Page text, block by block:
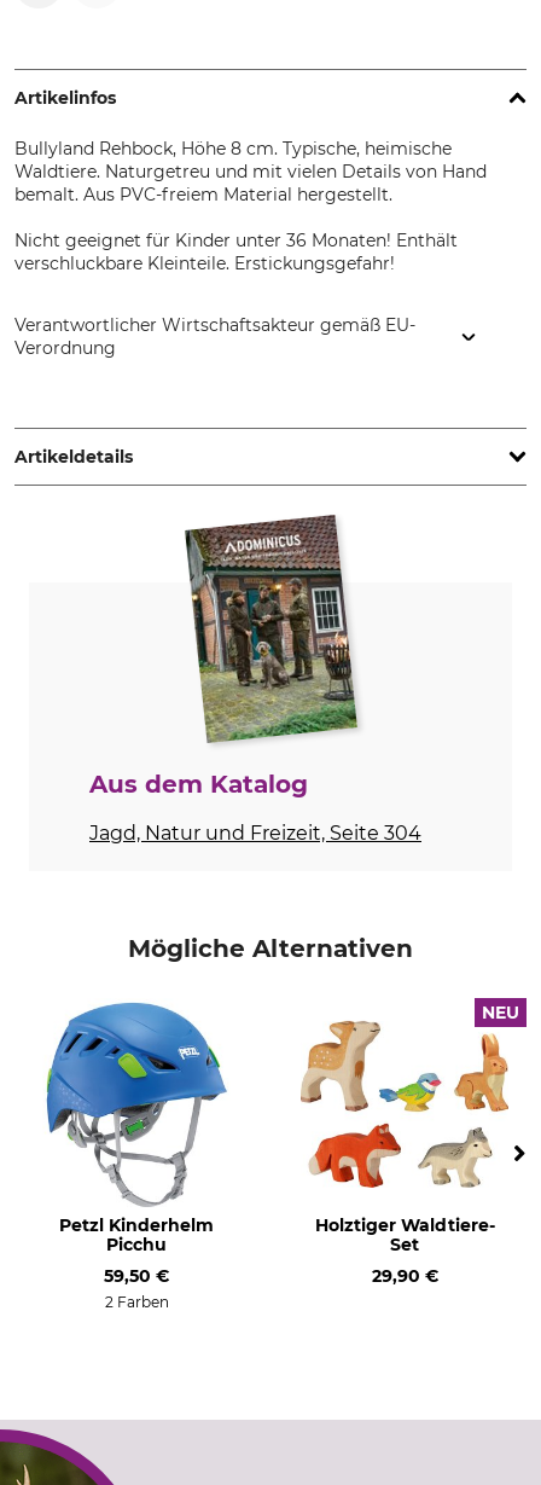
Artikelinfos
Bullyland Rehbock, Höhe 8 cm. Typische, heimische
Waldtiere. Naturgetreu und mit vielen Details von Hand
bemalt. Aus PVC-freiem Material hergestellt.
Nicht geeignet für Kinder unter 36 Monaten! Enthält
verschluckbare Kleinteile. Erstickungsgefahr!
Verantwortlicher Wirtschaftsakteur gemäß EU-
Verordnung
www.bullyland.de
Artikeldetails
Aus dem Katalog
Jagd, Natur und Freizeit, Seite 304
Mögliche Alternativen
Petzl Kinderhelm
Picchu
59,50 €
2 Farben
NEU
Holztiger Waldtiere-
Set
29,90 €